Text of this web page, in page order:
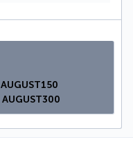
AUGUST150
AUGUST300